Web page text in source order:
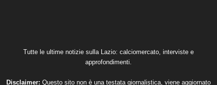
Tutte le ultime notizie sulla Lazio: calciomercato, interviste e
approfondimenti.
Disclaimer: Questo sito non è una testata giornalistica, viene aggiornato